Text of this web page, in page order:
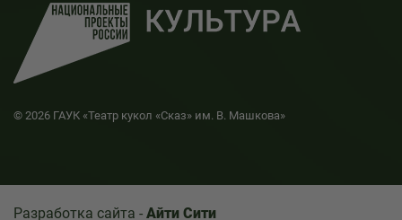
© 2026 ГАУК «Театр кукол «Сказ» им. В. Машкова»
Разработка сайта - Айти Сити